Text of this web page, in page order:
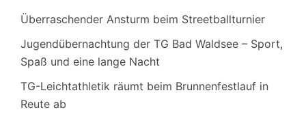
Überraschender Ansturm beim Streetballturnier
Jugendübernachtung der TG Bad Waldsee – Sport,
Spaß und eine lange Nacht
TG-Leichtathletik räumt beim Brunnenfestlauf in
Reute ab